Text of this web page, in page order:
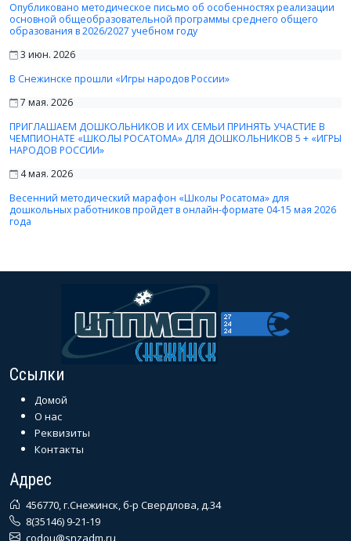
Опубликовано методическое письмо об особенностях реализации
основной общеобразовательной программы среднего общего
образования в 2026/2027 учебном году
3 июн. 2026
В Снежинске прошли «Игры народов России»
7 мая. 2026
ПРИГЛАШАЕМ ДОШКОЛЬНИКОВ И ИХ СЕМЬИ ПРИНЯТЬ УЧАСТИЕ В
ЧЕМПИОНАТЕ «ШКОЛЫ РОСАТОМА» ДЛЯ ДОШКОЛЬНИКОВ 5 + «ИГРЫ
НАРОДОВ РОССИИ»
4 мая. 2026
Весенний методический марафон «Школы Росатома» для
дошкольных работников пройдет в онлайн-формате 04-15 мая 2026
года
Ссылки
Домой
О нас
Реквизиты
Контакты
Адрес
456770, г.Снежинск, б-р Свердлова, д.34
8(35146) 9-21-19
codou@snzadm.ru